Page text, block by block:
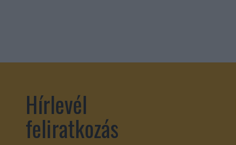
Hírlevél
feliratkozás